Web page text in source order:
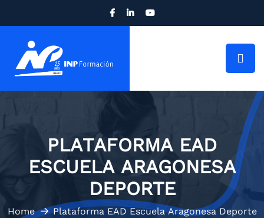
PLATAFORMA EAD
ESCUELA ARAGONESA
DEPORTE
Home Plataforma EAD Escuela Aragonesa Deporte